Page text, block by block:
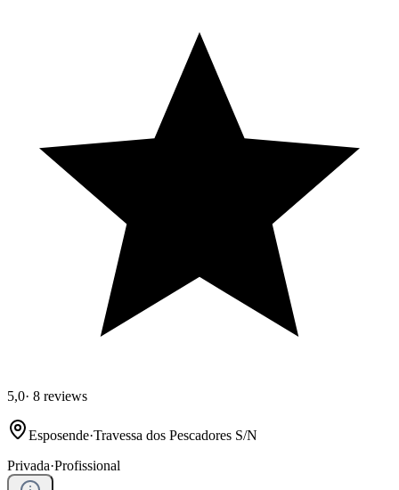
5,0· 8 reviews
Esposende·Travessa dos Pescadores S/N
Privada·Profissional